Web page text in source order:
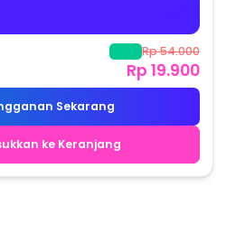
Rp 54.000
Rp 19.900
Sekarang
ke Keranjang